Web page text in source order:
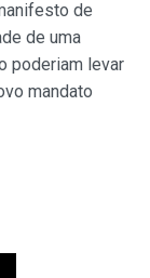
de
de uma
poderiam levar
mandato